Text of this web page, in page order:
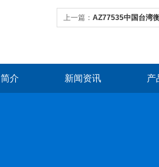
上一篇： AZ77535中国台湾
介 新闻资讯 产